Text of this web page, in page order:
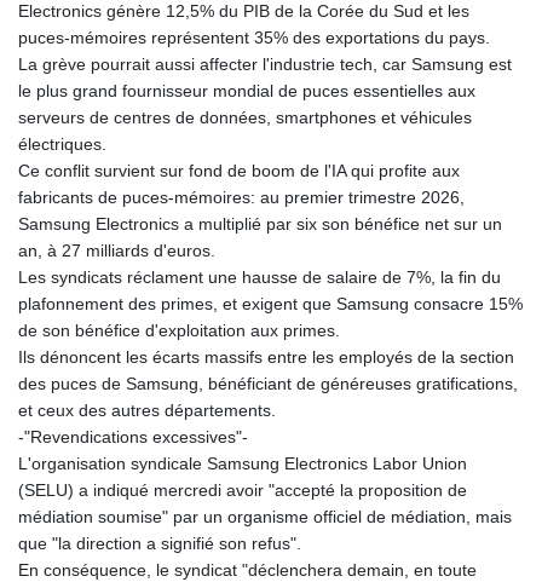
IMP 0.856369
INR 109.715086
IQD 1512.239361
IRR
1584113.947438
JEP 0.856369
JMD 182.981857
JOD 0.816908
KES 149.049537
KGS 100.760472
KHR 4683.238048
KMF 491.993323
KRW 1637.219545
KWD 0.356067
KZT 540.94374
LAK 26082.966454
LBP
103373.346556
LKR 387.758699
Electronics génère 12,5% du PIB de la Corée du Sud et les
puces-mémoires représentent 35% des exportations du pays.
La grève pourrait aussi affecter l'industrie tech, car Samsung est
le plus grand fournisseur mondial de puces essentielles aux
serveurs de centres de données, smartphones et véhicules
électriques.
Ce conflit survient sur fond de boom de l'IA qui profite aux
fabricants de puces-mémoires: au premier trimestre 2026,
Samsung Electronics a multiplié par six son bénéfice net sur un
an, à 27 milliards d'euros.
Les syndicats réclament une hausse de salaire de 7%, la fin du
plafonnement des primes, et exigent que Samsung consacre 15%
de son bénéfice d'exploitation aux primes.
Ils dénoncent les écarts massifs entre les employés de la section
des puces de Samsung, bénéficiant de généreuses gratifications,
et ceux des autres départements.
-"Revendications excessives"-
L'organisation syndicale Samsung Electronics Labor Union
(SELU) a indiqué mercredi avoir "accepté la proposition de
médiation soumise" par un organisme officiel de médiation, mais
que "la direction a signifié son refus".
En conséquence, le syndicat "déclenchera demain, en toute